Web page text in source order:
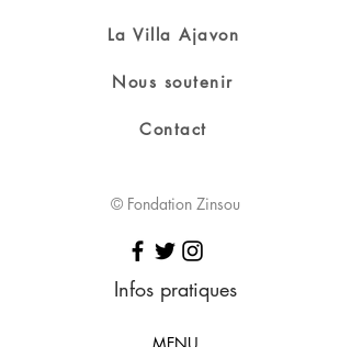
La Villa Ajavon
Nous soutenir
Contact
© Fondation Zinsou
Infos pratiques
MENU